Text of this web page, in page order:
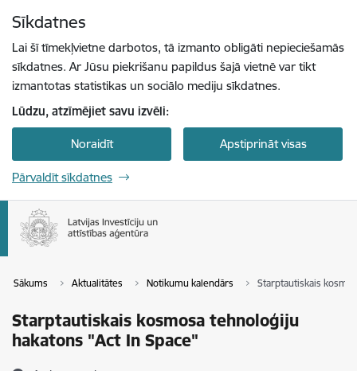
Sīkdatnes
Lai šī tīmekļvietne darbotos, tā izmanto obligāti nepieciešamās
sīkdatnes. Ar Jūsu piekrišanu papildus šajā vietnē var tikt
izmantotas statistikas un sociālo mediju sīkdatnes.
Lūdzu, atzīmējiet savu izvēli:
Noraidīt Apstiprināt visas
Pārvaldīt sīkdatnes
Sākums Aktualitātes Notikumu kalendārs Starptautiskais
Starptautiskais kosmosa tehnoloģiju
hakatons "Act In Space"